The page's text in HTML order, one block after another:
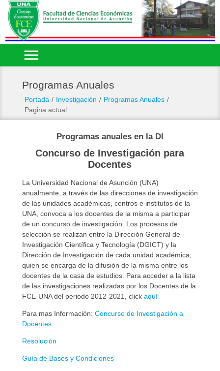
menu
Programas Anuales
Portada / Investigación / Programas Anuales /
Pagina actual
Programas anuales en la DI
Concurso de Investigación para
Docentes
La Universidad Nacional de Asunción (UNA)
anualmente, a través de las direcciones de investigación
de las unidades académicas, centros e institutos de la
UNA, convoca a los docentes de la misma a participar
de un concurso de investigación. Los procesos de
selección se realizan entre la Dirección General de
Investigación Científica y Tecnología (DGICT) y la
Dirección de Investigación de cada unidad académica,
quien se encarga de la difusión de la misma entre los
docentes de la casa de estudios. Para acceder a la lista
de las investigaciones realizadas por los Docentes de la
FCE-UNA del periodo 2012-2021, click aquí
Para mas Información: Concurso de Investigación a
Docentes
Resolución
Guía de Bases y Condiciones